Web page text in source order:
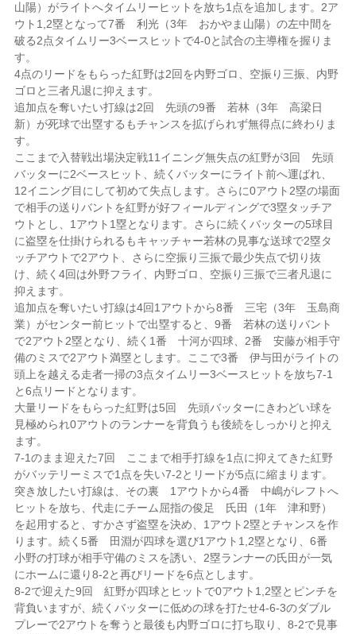
山陽）がライトへタイムリーヒットを放ち1点を追加します。2ア
ウト1,2塁となって7番 利光（3年 おかやま山陽）の左中間を
破る2点タイムリー3ベースヒットで4-0と試合の主導権を握りま
す。
4点のリードをもらった紅野は2回を内野ゴロ、空振り三振、内野
ゴロと三者凡退に抑えます。
追加点を奪いたい打線は2回 先頭の9番 若林（3年 高梁日
新）が死球で出塁するもチャンスを拡げられず無得点に終わりま
す。
ここまで入替戦出場決定戦11イニング無失点の紅野が3回 先頭
バッターに2ベースヒット、続くバッターにライト前へ運ばれ、
12イニング目にして初めて失点します。さらに0アウト2塁の場面
で相手の送りバントを紅野が好フィールディングで3塁タッチア
ウトとし、1アウト1塁となります。さらに続くバッターの5球目
に盗塁を仕掛けられるもキャッチャー若林の見事な送球で2塁タ
ッチアウトで2アウト、さらに空振り三振で最少失点で切り抜
け、続く4回は外野フライ、内野ゴロ、空振り三振で三者凡退に
抑えます。
追加点を奪いたい打線は4回1アウトから8番 三宅（3年 玉島商
業）がセンター前ヒットで出塁すると、9番 若林の送りバント
で2アウト2塁となり、続く1番 十河が四球、2番 安藤が相手守
備のミスで2アウト満塁とします。ここで3番 伊与田がライトの
頭上を越える走者一掃の3点タイムリー3ベースヒットを放ち7-1
と6点リードとなります。
大量リードをもらった紅野は5回 先頭バッターにきわどい球を
見極められ0アウトのランナーを背負うも後続をしっかりと抑え
ます。
7-1のまま迎えた7回 ここまで相手打線を1点に抑えてきた紅野
がバッテリーミスで1点を失い7-2とリードが5点に縮まります。
突き放したい打線は、その裏 1アウトから4番 中嶋がレフトへ
ヒットを放ち、代走にチーム屈指の俊足 氏田（1年 津和野）
を起用すると、すかさず盗塁を決め、1アウト2塁とチャンスを作
ります。続く5番 田淵が四球を選び1アウト1,2塁となり、6番
小野の打球が相手守備のミスを誘い、2塁ランナーの氏田が一気
にホームに還り8-2と再びリードを6点とします。
8-2で迎えた9回 紅野が四球とヒットで0アウト1,2塁とピンチを
背負いますが、続くバッターに低めの球を打たせ4-6-3のダブル
プレーで2アウトを奪うと最後も内野ゴロに打ち取り、8-2で見事